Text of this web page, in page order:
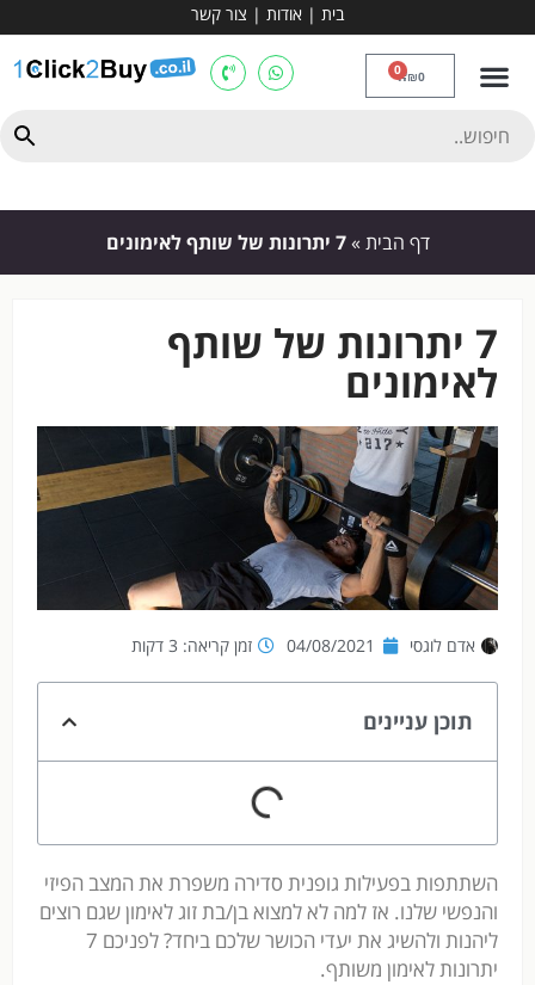
בית | אודות | צור קשר
₪0
0
דף הבית »7 יתרונות של שותף לאימונים
7 יתרונות של שותף
לאימונים
אדם לוגסי 04/08/2021 זמן קריאה: 3 דקות
תוכן עניינים
השתתפות בפעילות גופנית סדירה משפרת את המצב הפיזי
והנפשי שלנו. אז למה לא למצוא בן/בת זוג לאימון שגם רוצים
ליהנות ולהשיג את יעדי הכושר שלכם ביחד? לפניכם 7
יתרונות לאימון משותף.